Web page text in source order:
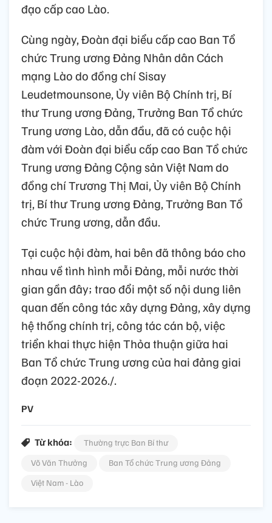
đạo cấp cao Lào.
Cùng ngày, Đoàn đại biểu cấp cao Ban Tổ
chức Trung ương Đảng Nhân dân Cách
mạng Lào do đồng chí Sisay
Leudetmounsone, Ủy viên Bộ Chính trị, Bí
thư Trung ương Đảng, Trưởng Ban Tổ chức
Trung ương Lào, dẫn đầu, đã có cuộc hội
đàm với Đoàn đại biểu cấp cao Ban Tổ chức
Trung ương Đảng Cộng sản Việt Nam do
đồng chí Trương Thị Mai, Ủy viên Bộ Chính
trị, Bí thư Trung ương Đảng, Trưởng Ban Tổ
chức Trung ương, dẫn đầu.
Tại cuộc hội đàm, hai bên đã thông báo cho
nhau về tình hình mỗi Đảng, mỗi nước thời
gian gần đây; trao đổi một số nội dung liên
quan đến công tác xây dựng Đảng, xây dựng
hệ thống chính trị, công tác cán bộ, việc
triển khai thực hiện Thỏa thuận giữa hai
Ban Tổ chức Trung ương của hai đảng giai
đoạn 2022-2026./.
PV
Từ khóa:
Thường trực Ban Bí thư
Võ Văn Thưởng
Ban Tổ chức Trung ương Đảng
Việt Nam - Lào